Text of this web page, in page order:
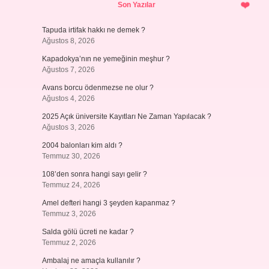
Son Yazılar
Tapuda irtifak hakkı ne demek ?
Ağustos 8, 2026
Kapadokya’nın ne yemeğinin meşhur ?
Ağustos 7, 2026
Avans borcu ödenmezse ne olur ?
Ağustos 4, 2026
2025 Açık üniversite Kayıtları Ne Zaman Yapılacak ?
Ağustos 3, 2026
2004 balonları kim aldı ?
Temmuz 30, 2026
108’den sonra hangi sayı gelir ?
Temmuz 24, 2026
Amel defteri hangi 3 şeyden kapanmaz ?
Temmuz 3, 2026
Salda gölü ücreti ne kadar ?
Temmuz 2, 2026
Ambalaj ne amaçla kullanılır ?